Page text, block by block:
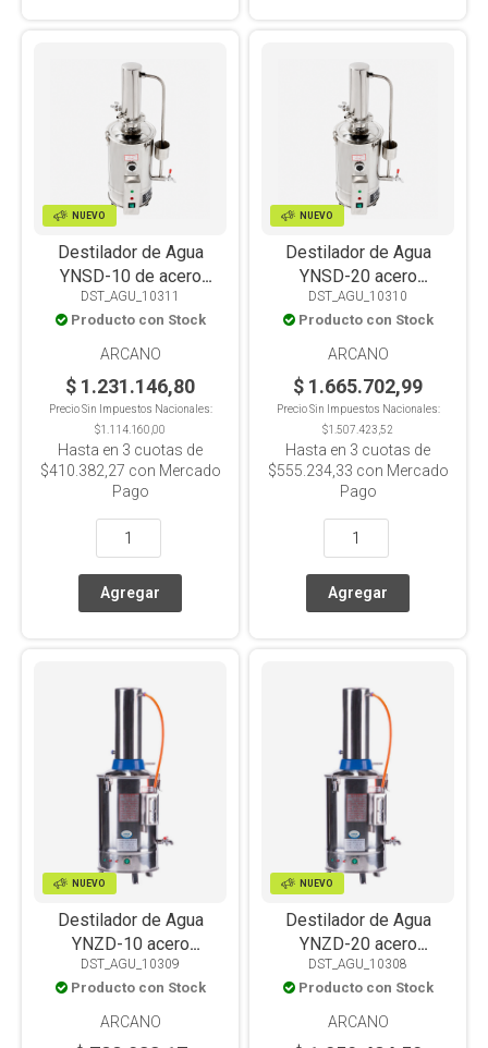
NUEVO
Destilador de Agua
YNSD-10 de acero
inoxidable, corte
automático de
agua,10L/H
DST_AGU_10311
Producto con Stock
ARCANO
$ 1.231.146,80
Precio Sin Impuestos Nacionales:
$1.114.160,00
Hasta en 3 cuotas de
$410.382,27 con Mercado
Pago
NUEVO
Destilador de Agua
YNSD-20 acero
inoxidable, corte
automático de agua,
20L/H
DST_AGU_10310
Producto con Stock
ARCANO
$ 1.665.702,99
Precio Sin Impuestos Nacionales:
$1.507.423,52
Hasta en 3 cuotas de
$555.234,33 con Mercado
Pago
NUEVO
Destilador de Agua
YNZD-10 acero
inoxidable, 10L/H
DST_AGU_10309
Producto con Stock
ARCANO
NUEVO
Destilador de Agua
YNZD-20 acero
inoxidable, 20L/H
DST_AGU_10308
Producto con Stock
ARCANO